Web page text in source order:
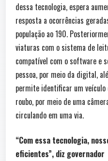
dessa tecnologia, espera
resposta a ocorrências
população ao 190.
viaturas com o sistema de
compatível com o software e
pessoa, por meio da digital,
permite identificar um
roubo, por meio de uma
circulando em uma via.
“Com essa tecnologia,
eficientes”, diz governador